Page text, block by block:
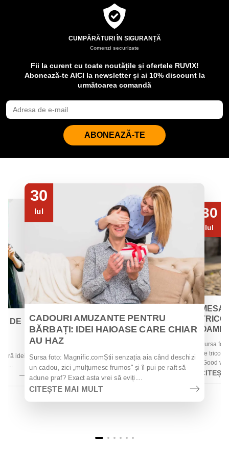
CUMPĂRĂTURI ÎN SIGURANȚĂ
Comenzi securizate
Fii la curent cu toate noutățile și ofertele RUVIX!
Abonează-te AICI la newsletter și ai 10% discount la
următoarea comandă
ABONEAZĂ-TE
DE
idei
la...
30
Iul
CADOURI AMUZANTE PENTRU
BĂRBAȚI: IDEI HAIOASE CARE CHIAR
AU HAZ
Sursa foto: Magnific.comȘtii senzația aia când deschizi
un cadou, zici „mulțumesc frumos" și îl pui pe raft să
adune praf? Exact asta vrei să eviți....
CITEȘTE MAI MULT
30
Iul
Sursa
de
„Good